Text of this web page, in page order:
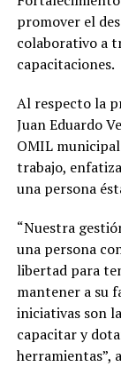
promover el
colaborativo a
capacitaciones.
Al respecto la
Juan Eduardo
OMIL
trabajo,
una persona
“Nuestra
una persona
libertad para
mantener a su
iniciativas son
capacitar y
herramientas”,